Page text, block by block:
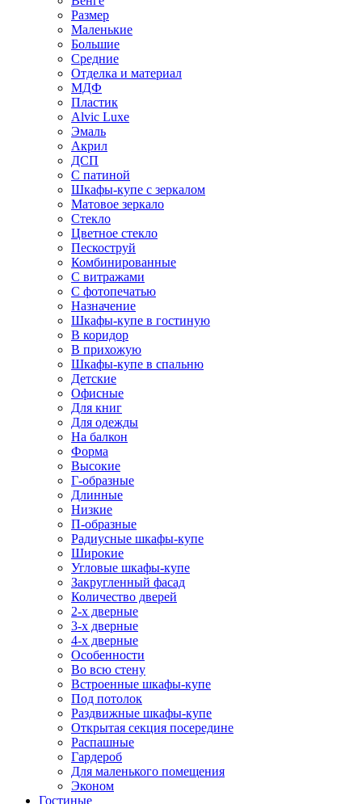
Размер
Маленькие
Большие
Средние
Отделка и материал
МДФ
Пластик
Alvic Luxe
Эмаль
Акрил
ДСП
С патиной
Шкафы-купе с зеркалом
Матовое зеркало
Стекло
Цветное стекло
Пескоструй
Комбинированные
С витражами
С фотопечатью
Назначение
Шкафы-купе в гостиную
В коридор
В прихожую
Шкафы-купе в спальню
Детские
Офисные
Для книг
Для одежды
На балкон
Форма
Высокие
Г-образные
Длинные
Низкие
П-образные
Радиусные шкафы-купе
Широкие
Угловые шкафы-купе
Закругленный фасад
Количество дверей
2-х дверные
3-х дверные
4-х дверные
Особенности
Во всю стену
Встроенные шкафы-купе
Под потолок
Раздвижные шкафы-купе
Открытая секция посередине
Распашные
Гардероб
Для маленького помещения
Эконом
Гостиные